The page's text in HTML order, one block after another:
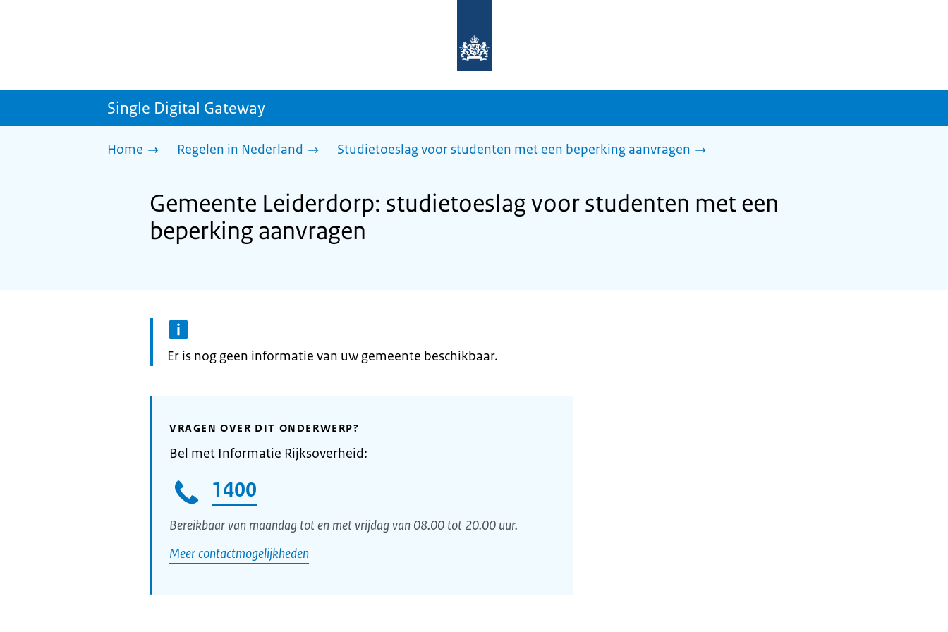
homepage
sdg.rijksoverheid.nl
Single Digital Gateway
Home Regelen in Nederland Studietoeslag voor studenten met een beperking aanvragen
Gemeente Leiderdorp: studietoeslag voor studenten met een
beperking aanvragen
Informatie:
Er is nog geen informatie van uw gemeente beschikbaar.
VRAGEN OVER DIT ONDERWERP?
Bel met Informatie Rijksoverheid:
1400
Bereikbaar van maandag tot en met vrijdag van 08.00 tot 20.00 uur.
Meer contactmogelijkheden